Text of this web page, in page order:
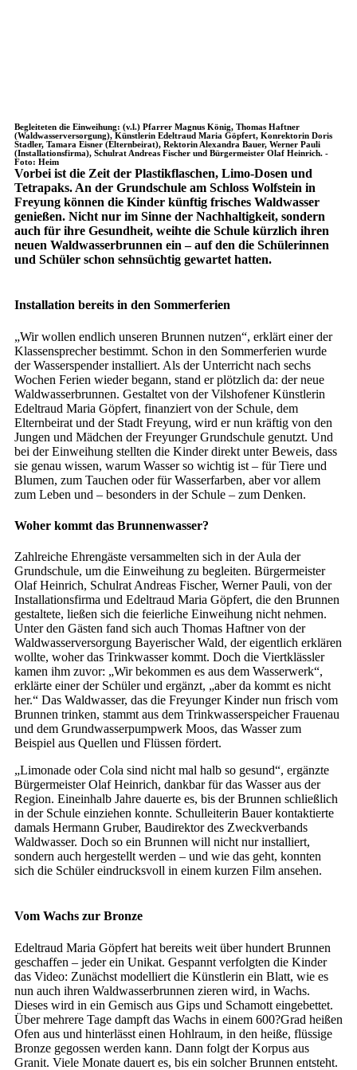
Begleiteten die Einweihung: (v.l.) Pfarrer Magnus König, Thomas Haftner
(Waldwasserversorgung), Künstlerin Edeltraud Maria Göpfert, Konrektorin Doris
Stadler, Tamara Eisner (Elternbeirat), Rektorin Alexandra Bauer, Werner Pauli
(Installationsfirma), Schulrat Andreas Fischer und Bürgermeister Olaf Heinrich. -
Foto: Heim
Vorbei ist die Zeit der Plastikflaschen, Limo-Dosen und
Tetrapaks. An der Grundschule am Schloss Wolfstein in
Freyung können die Kinder künftig frisches Waldwasser
genießen. Nicht nur im Sinne der Nachhaltigkeit, sondern
auch für ihre Gesundheit, weihte die Schule kürzlich ihren
neuen Waldwasserbrunnen ein – auf den die Schülerinnen
und Schüler schon sehnsüchtig gewartet hatten.
Installation bereits in den Sommerferien
„Wir wollen endlich unseren Brunnen nutzen“, erklärt einer der
Klassensprecher bestimmt. Schon in den Sommerferien wurde
der Wasserspender installiert. Als der Unterricht nach sechs
Wochen Ferien wieder begann, stand er plötzlich da: der neue
Waldwasserbrunnen. Gestaltet von der Vilshofener Künstlerin
Edeltraud Maria Göpfert, finanziert von der Schule, dem
Elternbeirat und der Stadt Freyung, wird er nun kräftig von den
Jungen und Mädchen der Freyunger Grundschule genutzt. Und
bei der Einweihung stellten die Kinder direkt unter Beweis, dass
sie genau wissen, warum Wasser so wichtig ist – für Tiere und
Blumen, zum Tauchen oder für Wasserfarben, aber vor allem
zum Leben und – besonders in der Schule – zum Denken.
Woher kommt das Brunnenwasser?
Zahlreiche Ehrengäste versammelten sich in der Aula der
Grundschule, um die Einweihung zu begleiten. Bürgermeister
Olaf Heinrich, Schulrat Andreas Fischer, Werner Pauli, von der
Installationsfirma und Edeltraud Maria Göpfert, die den Brunnen
gestaltete, ließen sich die feierliche Einweihung nicht nehmen.
Unter den Gästen fand sich auch Thomas Haftner von der
Waldwasserversorgung Bayerischer Wald, der eigentlich erklären
wollte, woher das Trinkwasser kommt. Doch die Viertklässler
kamen ihm zuvor: „Wir bekommen es aus dem Wasserwerk“,
erklärte einer der Schüler und ergänzt, „aber da kommt es nicht
her.“ Das Waldwasser, das die Freyunger Kinder nun frisch vom
Brunnen trinken, stammt aus dem Trinkwasserspeicher Frauenau
und dem Grundwasserpumpwerk Moos, das Wasser zum
Beispiel aus Quellen und Flüssen fördert.
„Limonade oder Cola sind nicht mal halb so gesund“, ergänzte
Bürgermeister Olaf Heinrich, dankbar für das Wasser aus der
Region. Eineinhalb Jahre dauerte es, bis der Brunnen schließlich
in der Schule einziehen konnte. Schulleiterin Bauer kontaktierte
damals Hermann Gruber, Baudirektor des Zweckverbands
Waldwasser. Doch so ein Brunnen will nicht nur installiert,
sondern auch hergestellt werden – und wie das geht, konnten
sich die Schüler eindrucksvoll in einem kurzen Film ansehen.
Vom Wachs zur Bronze
Edeltraud Maria Göpfert hat bereits weit über hundert Brunnen
geschaffen – jeder ein Unikat. Gespannt verfolgten die Kinder
das Video: Zunächst modelliert die Künstlerin ein Blatt, wie es
nun auch ihren Waldwasserbrunnen zieren wird, in Wachs.
Dieses wird in ein Gemisch aus Gips und Schamott eingebettet.
Über mehrere Tage dampft das Wachs in einem 600?Grad heißen
Ofen aus und hinterlässt einen Hohlraum, in den heiße, flüssige
Bronze gegossen werden kann. Dann folgt der Korpus aus
Granit. Viele Monate dauert es, bis ein solcher Brunnen entsteht.